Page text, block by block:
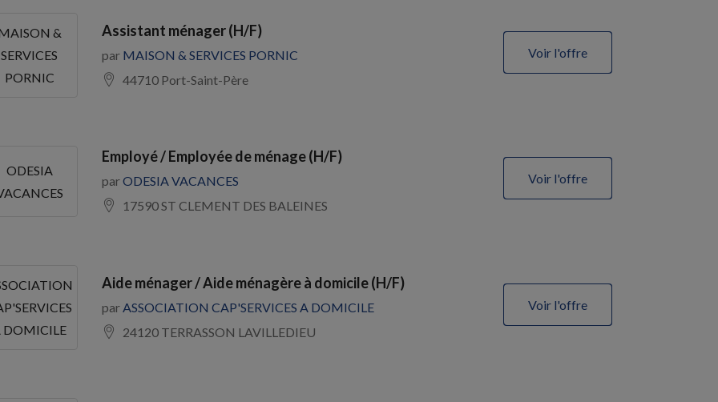
&
SERVICES
PORNIC
Assistant ménager (H/F)
par MAISON & SERVICES PORNIC
44710 Port-Saint-Père
Voir l'offre
ODESIA
Employé / Employée de ménage (H/F)
parODESIA VACANCES
17590 ST CLEMENT DES BALEINES
Voir l'offre
DOMICILE
Aide ménager / Aide ménagère à domicile (H/F)
par ASSOCIATION CAP'SERVICES A DOMICILE
24120 TERRASSON LAVILLEDIEU
Voir l'offre